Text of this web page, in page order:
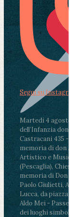
Martedì 4 agosto2026
dell’Infanzia don
Castracani 435 -
memoria di don
Artistico e Musicale
(Pescaglia), Chiesa
memoria di Don Aldo
Paolo Giulietti,
Lucca, da piazza
Aldo Mei -
dei luoghi simbolo
Segui su Instagram